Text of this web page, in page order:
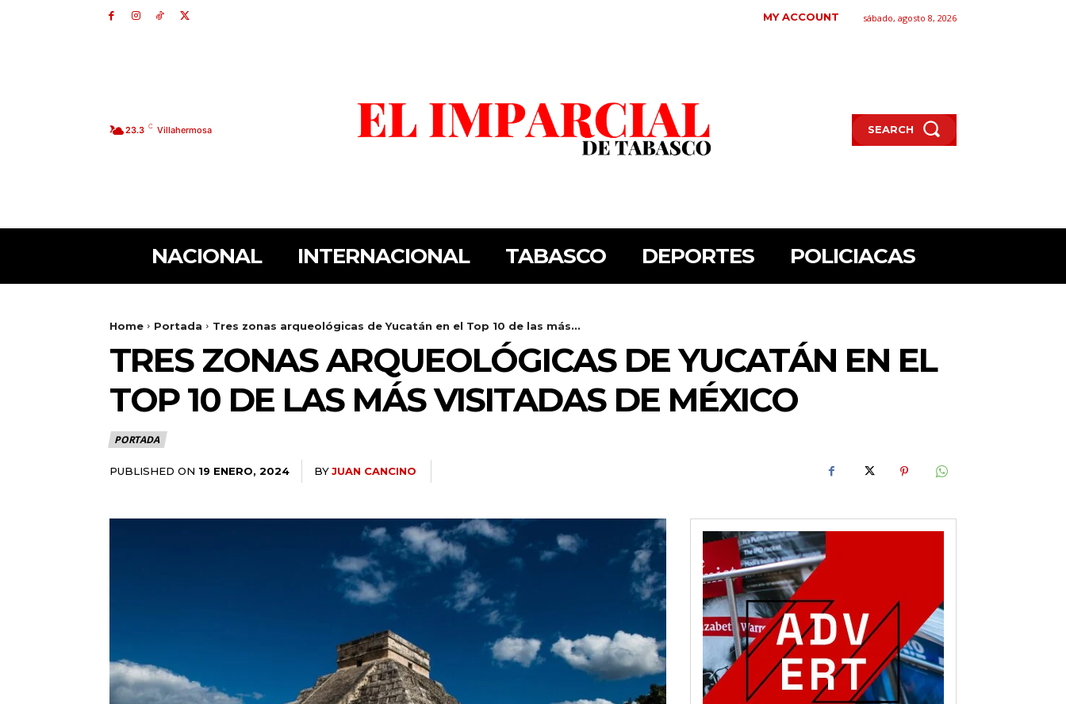
MY ACCOUNT sábado, agosto 8, 2026
23.3 C Villahermosa SEARCH
NACIONAL INTERNACIONAL TABASCO DEPORTES POLICIACAS
Home Portada Tres zonas arqueológicas de Yucatán en el Top 10 de las más...
TRES ZONAS ARQUEOLÓGICAS DE YUCATÁN EN EL
TOP 10 DE LAS MÁS VISITADAS DE MÉXICO
PORTADA
PUBLISHED ON 19 ENERO, 2024 BYJUAN CANCINO